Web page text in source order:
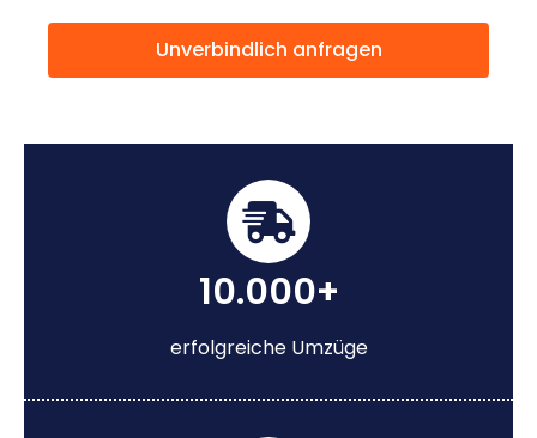
Unverbindlich anfragen
10.000+
erfolgreiche Umzüge